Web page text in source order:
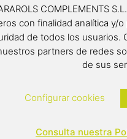
COMPLEMENTS
con finalidad analítica y/o
de todos los usuarios.
partners de redes
de sus
Configurar cookies
Consulta nuestra